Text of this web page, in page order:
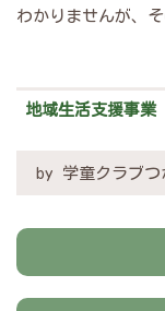
わかりませんが、
地域生活支援事業
by 学童クラブつ